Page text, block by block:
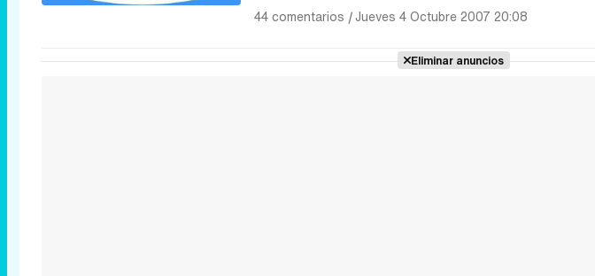
44 comentarios |Jueves 4 Octubre 2007 20:08
Eliminar anuncios